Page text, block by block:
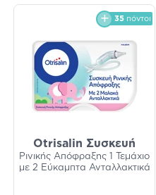
35 πόντοι
Otrisalin Συσκευή
Ρινικής Απόφραξης 1 Τεμάχιο
με 2 Εύκαμπτα Ανταλλακτικά